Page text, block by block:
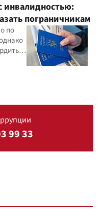
инвалидностью:
пограничникам
по
99 33